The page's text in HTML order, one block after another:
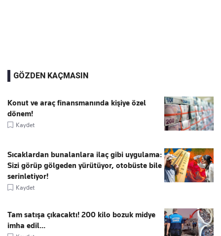
GÖZDEN KAÇMASIN
Konut ve araç finansmanında kişiye özel
dönem!
Kaydet
Sıcaklardan bunalanlara ilaç gibi uygulama:
Sizi görüp gölgeden yürütüyor, otobüste bile
serinletiyor!
Kaydet
Tam satışa çıkacaktı! 200 kilo bozuk midye
imha edil...